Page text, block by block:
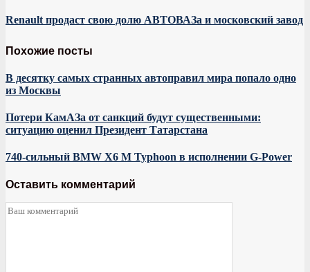
Renault продаст свою долю АВТОВАЗа и московский завод
Похожие посты
В десятку самых странных автоправил мира попало одно
из Москвы
Потери КамАЗа от санкций будут существенными:
ситуацию оценил Президент Татарстана
740-сильный BMW X6 M Typhoon в исполнении G-Power
Оставить комментарий